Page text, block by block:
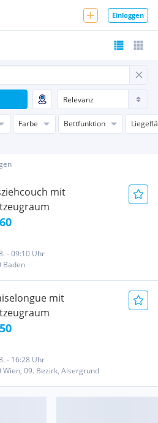
Einloggen
Farbe Bettfunktion
mit
- 09:10 Uhr
Baden
mit
- 16:28 Uhr
Wien, 09. Bezirk, Alsergrund